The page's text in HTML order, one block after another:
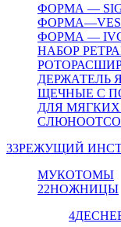
ФОРМА —
ФОРМА —
НАБОР
ДЕРЖАТЕЛЬ
ЩЕЧНЫЕ С
ДЛЯ
33РЕЖУЩИЙ
МУКОТОМЫ
22НОЖНИЦЫ
4